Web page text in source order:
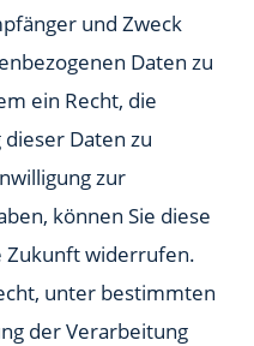
und Zweck
Daten zu
ein Recht, die
Daten zu
zur
können Sie diese
Zukunft widerrufen.
unter bestimmten
der Verarbeitung